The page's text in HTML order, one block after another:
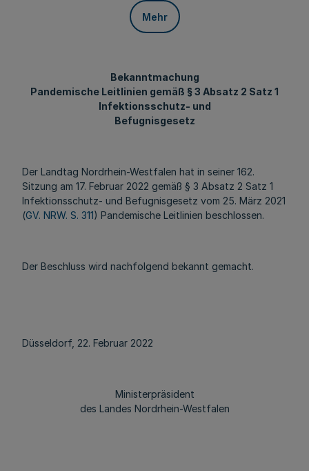
Mehr
Bekanntmachung
Pandemische Leitlinien gemäß § 3 Absatz 2 Satz 1
Infektionsschutz- und
Befugnisgesetz
Der Landtag Nordrhein-Westfalen hat in seiner 162.
Sitzung am 17. Februar 2022 gemäß § 3 Absatz 2 Satz 1
Infektionsschutz- und Befugnisgesetz vom 25. März 2021
(GV. NRW. S. 311) Pandemische Leitlinien beschlossen.
Der Beschluss wird nachfolgend bekannt gemacht.
Düsseldorf, 22. Februar 2022
Ministerpräsident
des Landes Nordrhein-Westfalen